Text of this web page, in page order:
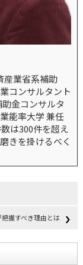
産業省系補助
コンサルタント
金コンサルタ
能率大学 兼任
は300件を超え
きを掛けるべく
握すべき理由とは